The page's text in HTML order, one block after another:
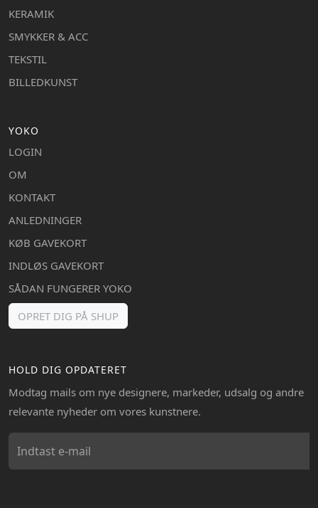
KERAMIK
SMYKKER & ACC
TEKSTIL
BILLEDKUNST
YOKO
LOGIN
OM
KONTAKT
ANLEDNINGER
KØB GAVEKORT
INDLØS GAVEKORT
SÅDAN FUNGERER YOKO
OPRET DIG PÅ SHUP
HOLD DIG OPDATERET
Modtag mails om nye designere, markeder, udsalg og andre
relevante nyheder om vores kunstnere.